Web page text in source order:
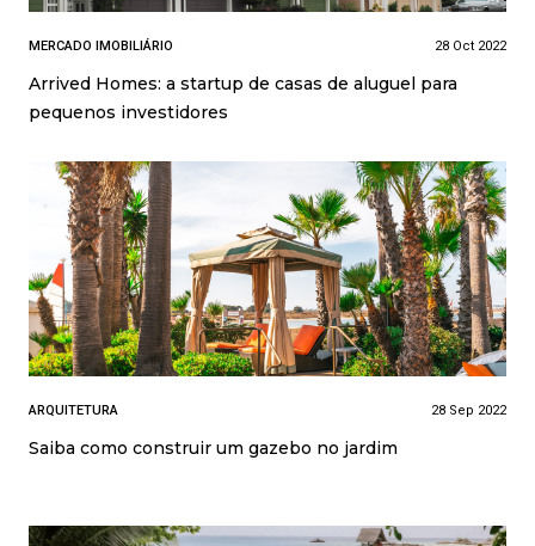
MERCADO IMOBILIÁRIO 28 Oct 2022
Arrived Homes: a startup de casas de aluguel para
pequenos investidores
ARQUITETURA 28 Sep 2022
Saiba como construir um gazebo no jardim